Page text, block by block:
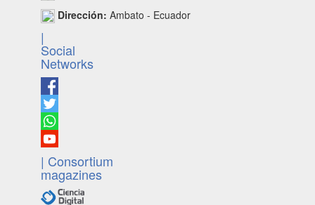
Dirección: Ambato - Ecuador
|
Social
Networks
| Consortium
magazines